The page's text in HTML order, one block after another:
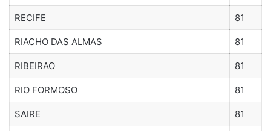
RECIFE 81
RIACHO DAS ALMAS 81
RIBEIRAO 81
RIO FORMOSO 81
SAIRE 81